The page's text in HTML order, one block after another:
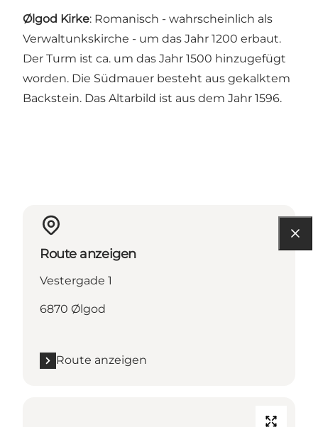
Ølgod Kirke: Romanisch - wahrscheinlich als
Verwaltunkskirche - um das Jahr 1200 erbaut.
Der Turm ist ca. um das Jahr 1500 hinzugefügt
worden. Die Südmauer besteht aus gekalktem
Backstein. Das Altarbild ist aus dem Jahr 1596.
Route anzeigen
Vestergade 1
6870 Ølgod
Route anzeigen